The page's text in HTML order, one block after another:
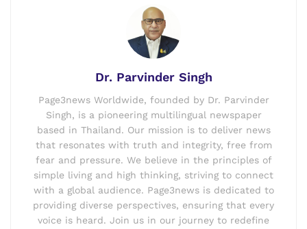
Dr. Parvinder Singh
Page3news Worldwide, founded by Dr. Parvinder
Singh, is a pioneering multilingual newspaper
based in Thailand. Our mission is to deliver news
that resonates with truth and integrity, free from
fear and pressure. We believe in the principles of
simple living and high thinking, striving to connect
with a global audience. Page3news is dedicated to
providing diverse perspectives, ensuring that every
voice is heard. Join us in our journey to redefine